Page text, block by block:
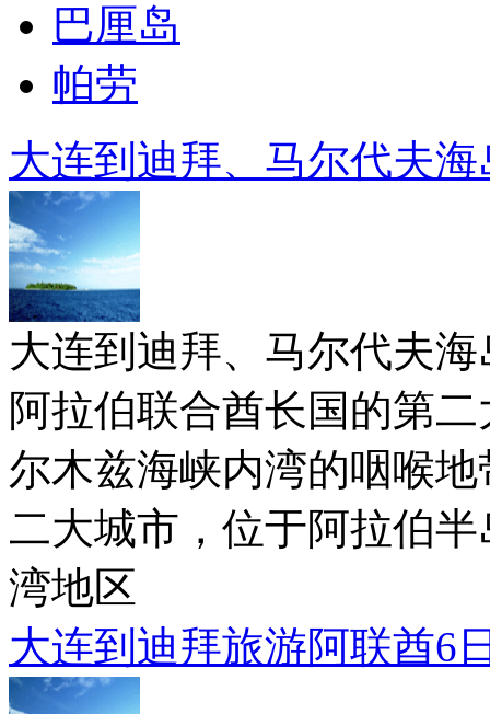
巴厘岛
帕劳
大连到迪拜、马尔代夫海
大连到迪拜、马尔代夫
阿拉伯联合酋长国的第
尔木兹海峡内湾的咽喉
二大城市，位于阿拉伯
湾地区
大连到迪拜旅游阿联酋6